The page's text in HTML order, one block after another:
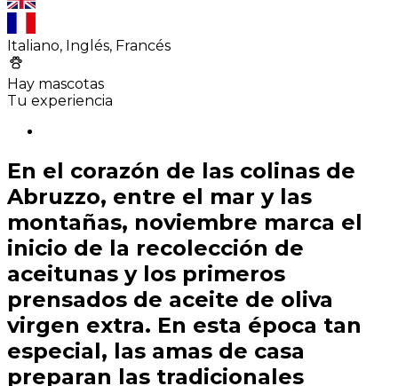
Italiano, Inglés, Francés
Hay mascotas
Tu experiencia
En el corazón de las colinas de
Abruzzo, entre el mar y las
montañas, noviembre marca el
inicio de la recolección de
aceitunas y los primeros
prensados de aceite de oliva
virgen extra. En esta época tan
especial, las amas de casa
preparan las tradicionales